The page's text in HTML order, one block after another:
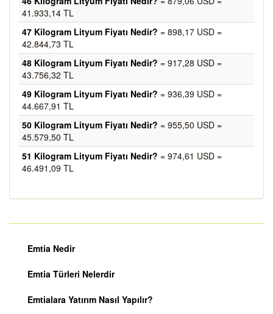
41.933,14 TL
47 Kilogram Lityum Fiyatı Nedir? = 898,17 USD =
42.844,73 TL
48 Kilogram Lityum Fiyatı Nedir? = 917,28 USD =
43.756,32 TL
49 Kilogram Lityum Fiyatı Nedir? = 936,39 USD =
44.667,91 TL
50 Kilogram Lityum Fiyatı Nedir? = 955,50 USD =
45.579,50 TL
51 Kilogram Lityum Fiyatı Nedir? = 974,61 USD =
46.491,09 TL
Emtia Nedir
Emtia Türleri Nelerdir
Emtialara Yatırım Nasıl Yapılır?